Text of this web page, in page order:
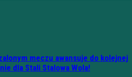
meczu awansuje do kolejnej
dla Stali Stalowa Wola!